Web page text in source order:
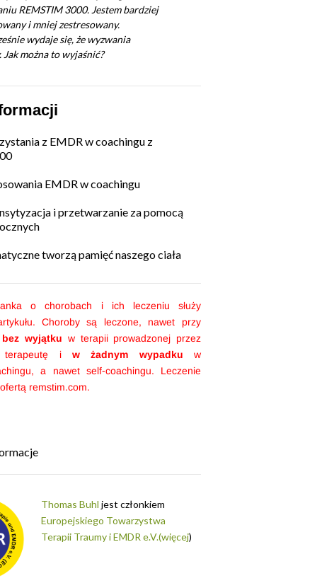
z EMDR w coachingu z
EMDR w coachingu
i przetwarzanie za pomocą
tworzą pamięć naszego ciała
o chorobach i ich leczeniu służy
Choroby są leczone, nawet przy
bez wyjątku w terapii prowadzonej przez
terapeutę i w żadnym wypadku w
a nawet self-coachingu. Leczenie
remstim.com.
Thomas Buhl jest członkiem
Europejskiego Towarzystwa
Terapii Traumy i EMDR e.V.(więcej)